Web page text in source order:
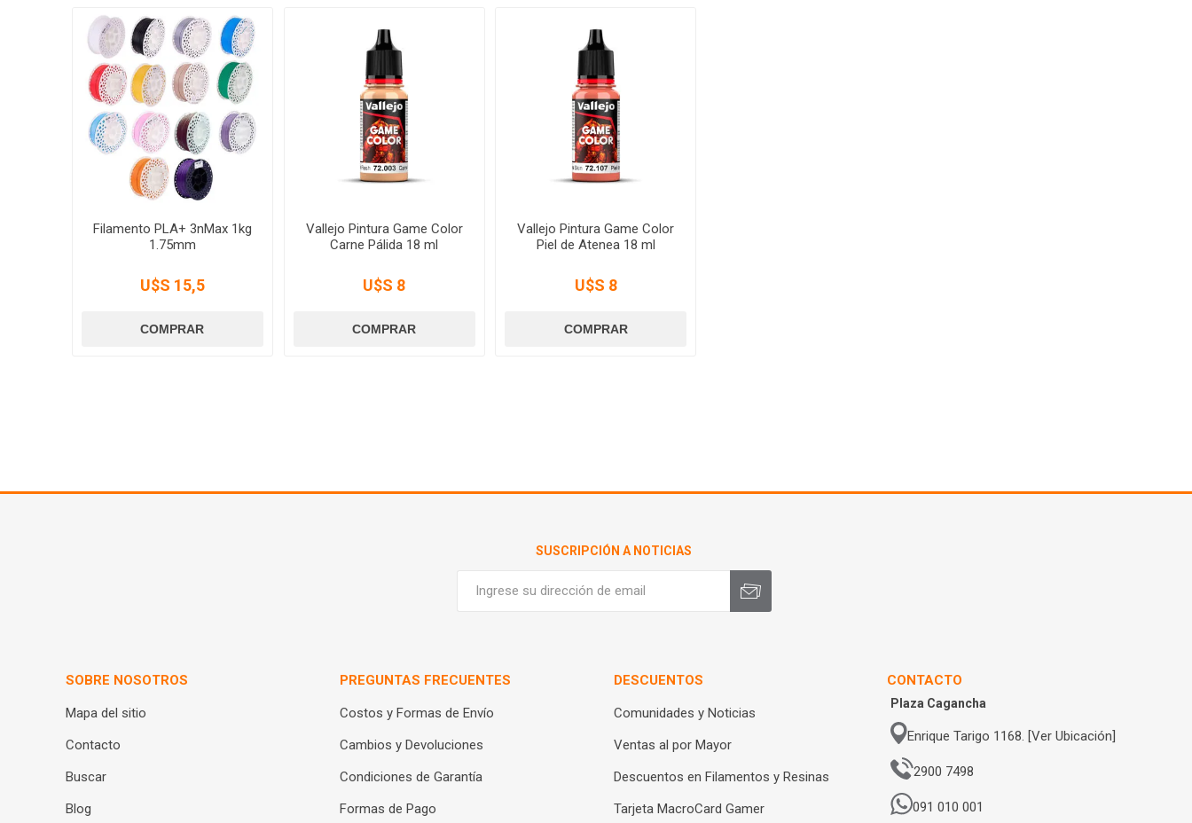
Filamento PLA+ 3nMax 1kg
1.75mm
U$S 15,5
Vallejo Pintura Game Color
Carne Pálida 18 ml
U$S 8
Vallejo Pintura Game Color
Piel de Atenea 18 ml
U$S 8
SUSCRIPCIÓN A NOTICIAS
SOBRE NOSOTROS
Mapa del sitio
Contacto
Buscar
Blog
PREGUNTAS FRECUENTES
Costos y Formas de Envío
Cambios y Devoluciones
Condiciones de Garantía
Formas de Pago
DESCUENTOS
Comunidades y Noticias
Ventas al por Mayor
Descuentos en Filamentos y Resinas
Tarjeta MacroCard Gamer
CONTACTO
Plaza Cagancha
Enrique Tarigo 1168. [Ver Ubicación]
2900 7498
091 010 001